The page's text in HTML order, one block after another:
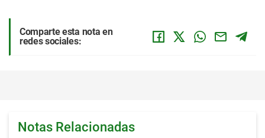
Comparte esta nota en
redes sociales:
Notas Relacionadas